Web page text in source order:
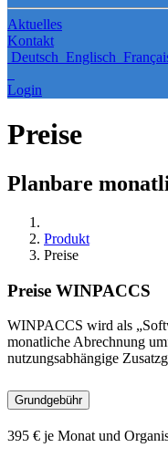
Aktuelles
Kontakt
Deutsch Englisch
Login
Preise
Planbare
Produkt
Preise
Preise WINPACCS
WINPACCS wird als
monatliche Abrechnung
nutzungsabhängige
Grundgebühr
395 € je Monat und